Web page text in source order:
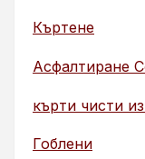
Къртене
Асфалтиране
кърти чисти
Гоблени